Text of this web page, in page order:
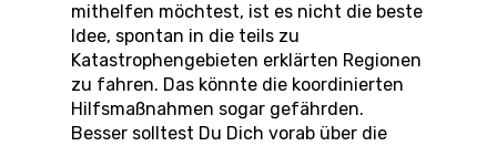
mithelfen möchtest, ist es nicht die beste
Idee, spontan in die teils zu
Katastrophengebieten erklärten Regionen
zu fahren. Das könnte die koordinierten
Hilfsmaßnahmen sogar gefährden.
Besser solltest Du Dich vorab über die